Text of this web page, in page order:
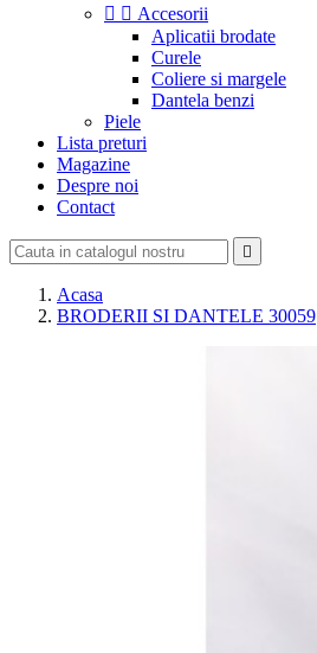
  Accesorii
Aplicatii brodate
Curele
Coliere si margele
Dantela benzi
Piele
Lista preturi
Magazine
Despre noi
Contact

Acasa
BRODERII SI DANTELE 30059